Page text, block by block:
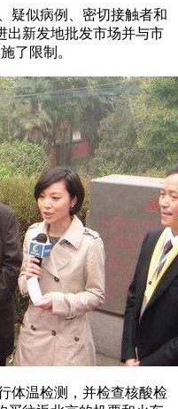
疑似病例、密切接触者和
出新发地批发市场并与市
了限制。
体温检测，并检查核酸检